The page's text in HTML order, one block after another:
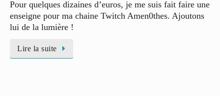
Pour quelques dizaines d’euros, je me suis fait faire une
enseigne pour ma chaine Twitch Amen0thes. Ajoutons
lui de la lumière !
Lire la suite